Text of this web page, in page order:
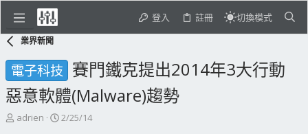
登入 註冊 切換模式
業界新聞
電子科技 賽門鐵克提出2014年3大行動
惡意軟體(Malware)趨勢
主
adrien
開
2/25/14